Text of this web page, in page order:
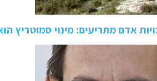
אדם מתריעים: מינוי